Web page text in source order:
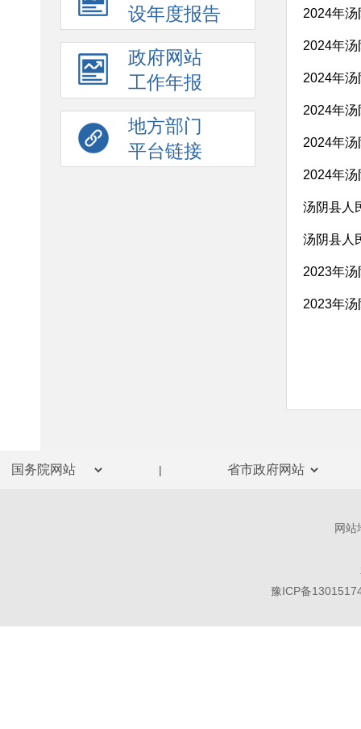
设年度报告
政府网站
工作年报
地方部门
平台链接
2024年
2024年
2024年
2024年
2024年
2024年
汤阴县人
汤阴县人
2023年
2023年
|
网站
豫ICP备